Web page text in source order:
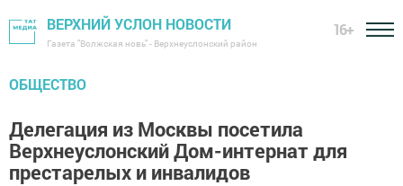
ВЕРХНИЙ УСЛОН НОВОСТИ
Газета "Волжская новь" - Верхнеуслонский район
16+
ОБЩЕСТВО
Делегация из Москвы посетила
Верхнеуслонский Дом-интернат для
престарелых и инвалидов